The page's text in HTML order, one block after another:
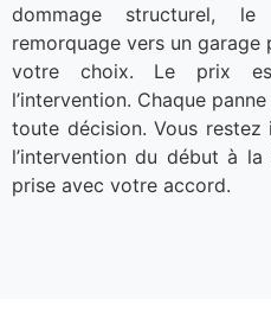
dommage structurel,
remorquage vers un
votre choix. Le prix
l’intervention. Chaque
toute décision. Vous
l’intervention du début à
prise avec votre accord.